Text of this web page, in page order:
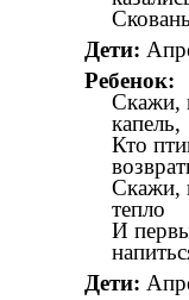
Дети:
Ребенок:
Скажи,
капель,
Кто
Скажи,
тепло
И
Дети: